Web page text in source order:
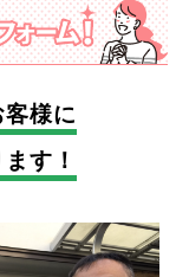
様に
す！